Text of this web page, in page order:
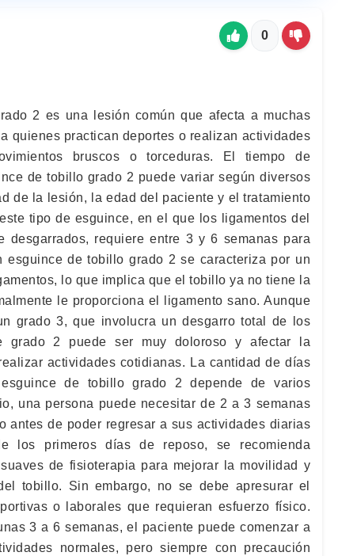
0
2 es una lesión común que afecta a muchas
quienes practican deportes o realizan actividades
bruscos o torceduras. El tiempo de
de tobillo grado 2 puede variar según diversos
de la lesión, la edad del paciente y el tratamiento
tipo de esguince, en el que los ligamentos del
desgarrados, requiere entre 3 y 6 semanas para
esguince de tobillo grado 2 se caracteriza por un
lo que implica que el tobillo ya no tiene la
le proporciona el ligamento sano. Aunque
grado 3, que involucra un desgarro total de los
grado 2 puede ser muy doloroso y afectar la
actividades cotidianas. La cantidad de días
de tobillo grado 2 depende de varios
una persona puede necesitar de 2 a 3 semanas
antes de poder regresar a sus actividades diarias
los primeros días de reposo, se recomienda
de fisioterapia para mejorar la movilidad y
tobillo. Sin embargo, no se debe apresurar el
o laborales que requieran esfuerzo físico.
3 a 6 semanas, el paciente puede comenzar a
normales, pero siempre con precaución